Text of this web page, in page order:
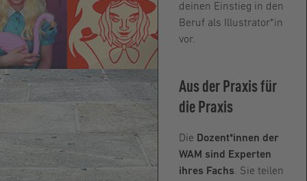
deinen Einstieg in den
Beruf als Illustrator*in
vor.
Aus der Praxis für
die Praxis
Die Dozent*innen der
WAM sind Experten
ihres Fachs. Sie teilen